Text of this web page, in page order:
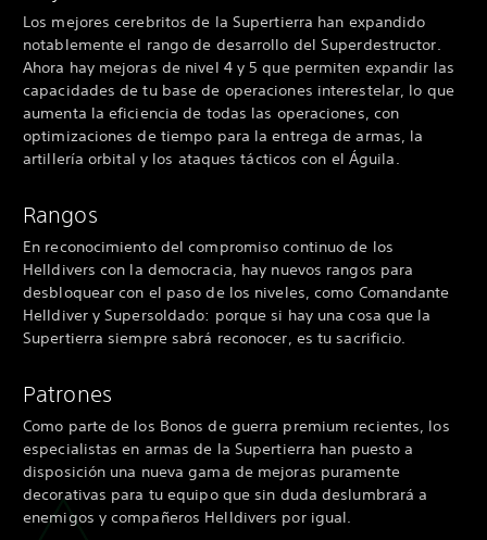
Los mejores cerebritos de la Supertierra han expandido
notablemente el rango de desarrollo del Superdestructor.
Ahora hay mejoras de nivel 4 y 5 que permiten expandir las
capacidades de tu base de operaciones interestelar, lo que
aumenta la eficiencia de todas las operaciones, con
optimizaciones de tiempo para la entrega de armas, la
artillería orbital y los ataques tácticos con el Águila.
Rangos
En reconocimiento del compromiso continuo de los
Helldivers con la democracia, hay nuevos rangos para
desbloquear con el paso de los niveles, como Comandante
Helldiver y Supersoldado: porque si hay una cosa que la
Supertierra siempre sabrá reconocer, es tu sacrificio.
Patrones
Como parte de los Bonos de guerra premium recientes, los
especialistas en armas de la Supertierra han puesto a
disposición una nueva gama de mejoras puramente
decorativas para tu equipo que sin duda deslumbrará a
enemigos y compañeros Helldivers por igual.